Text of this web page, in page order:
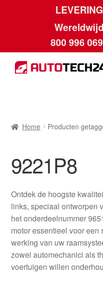
800 996
Ga
door
Ga
naar
Betalingen
Contact
Kassa
Klachten
Klachtenprocedure
Home Producten
9221P8
Ontdek de hoogste
links, speciaal ontworpen
het onderdeelnummer
motor essentieel voor
werking van uw
zowel automechanici als
voertuigen willen